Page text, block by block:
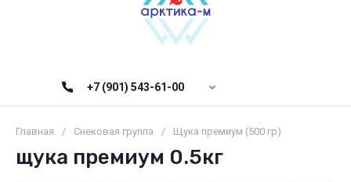
+7 (901) 543-61-00
Главная / Снековая группа / Щука премиум (500 гр)
щука премиум 0.5кг